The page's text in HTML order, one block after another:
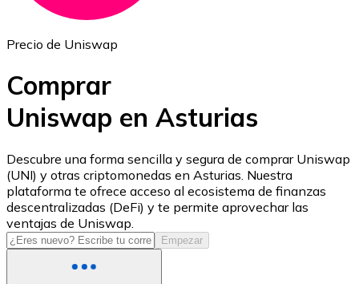
USD Coin
USDC
Precio de Uniswap
Comprar
Uniswap en Asturias
Descubre una forma sencilla y segura de comprar Uniswap
(UNI) y otras criptomonedas en Asturias. Nuestra
plataforma te ofrece acceso al ecosistema de finanzas
descentralizadas (DeFi) y te permite aprovechar las
ventajas de Uniswap.
Empezar